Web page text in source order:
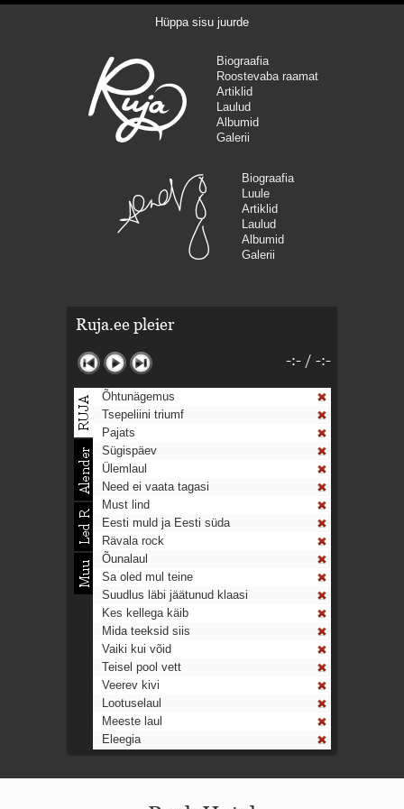
Hüppa sisu juurde
Biograafia
Roostevaba raamat
Artiklid
Laulud
Albumid
Galerii
Biograafia
Luule
Artiklid
Laulud
Albumid
Galerii
Ruja.ee pleier
-:- / -:-
Õhtunägemus
Tsepeliini triumf
Pajats
Sügispäev
Ülemlaul
Need ei vaata tagasi
Must lind
Eesti muld ja Eesti süda
Rävala rock
Õunalaul
Sa oled mul teine
Suudlus läbi jäätunud klaasi
Kes kellega käib
Mida teeksid siis
Vaiki kui võid
Teisel pool vett
Veerev kivi
Lootuselaul
Meeste laul
Eleegia
Ahtumine